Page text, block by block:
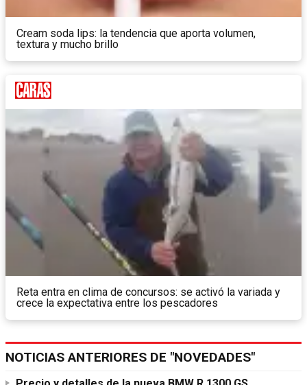
Cream soda lips: la tendencia que aporta volumen,
textura y mucho brillo
Reta entra en clima de concursos: se activó la variada y
crece la expectativa entre los pescadores
NOTICIAS ANTERIORES DE "NOVEDADES"